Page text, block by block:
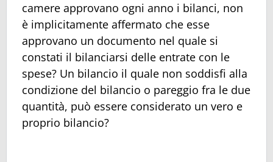
camere approvano ogni anno i bilanci, non
è implicitamente affermato che esse
approvano un documento nel quale si
constati il bilanciarsi delle entrate con le
spese? Un bilancio il quale non soddisfi alla
condizione del bilancio o pareggio fra le due
quantità, può essere considerato un vero e
proprio bilancio?